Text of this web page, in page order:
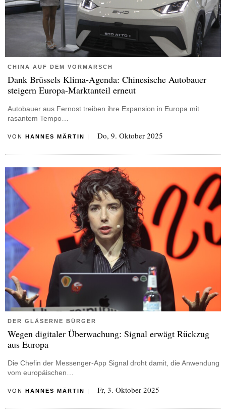
CHINA AUF DEM VORMARSCH
Dank Brüssels Klima-Agenda: Chinesische Autobauer
steigern Europa-Marktanteil erneut
Autobauer aus Fernost treiben ihre Expansion in Europa mit
rasantem Tempo…
VON HANNES MÄRTIN | Do, 9. Oktober 2025
DER GLÄSERNE BÜRGER
Wegen digitaler Überwachung: Signal erwägt Rückzug
aus Europa
Die Chefin der Messenger-App Signal droht damit, die Anwendung
vom europäischen…
VON HANNES MÄRTIN | Fr, 3. Oktober 2025